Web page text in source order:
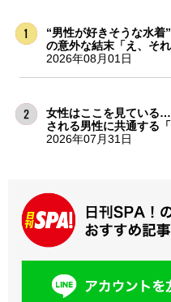
“男性が好きそうな水着
の意外な結末「え、そ
2026年08月01日
女性はここを見ている
される男性に共通する「
2026年07月31日